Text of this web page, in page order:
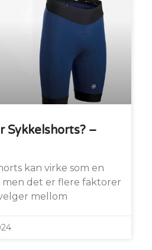
Sykkelshorts? –
kan virke som en
det er flere faktorer
mellom